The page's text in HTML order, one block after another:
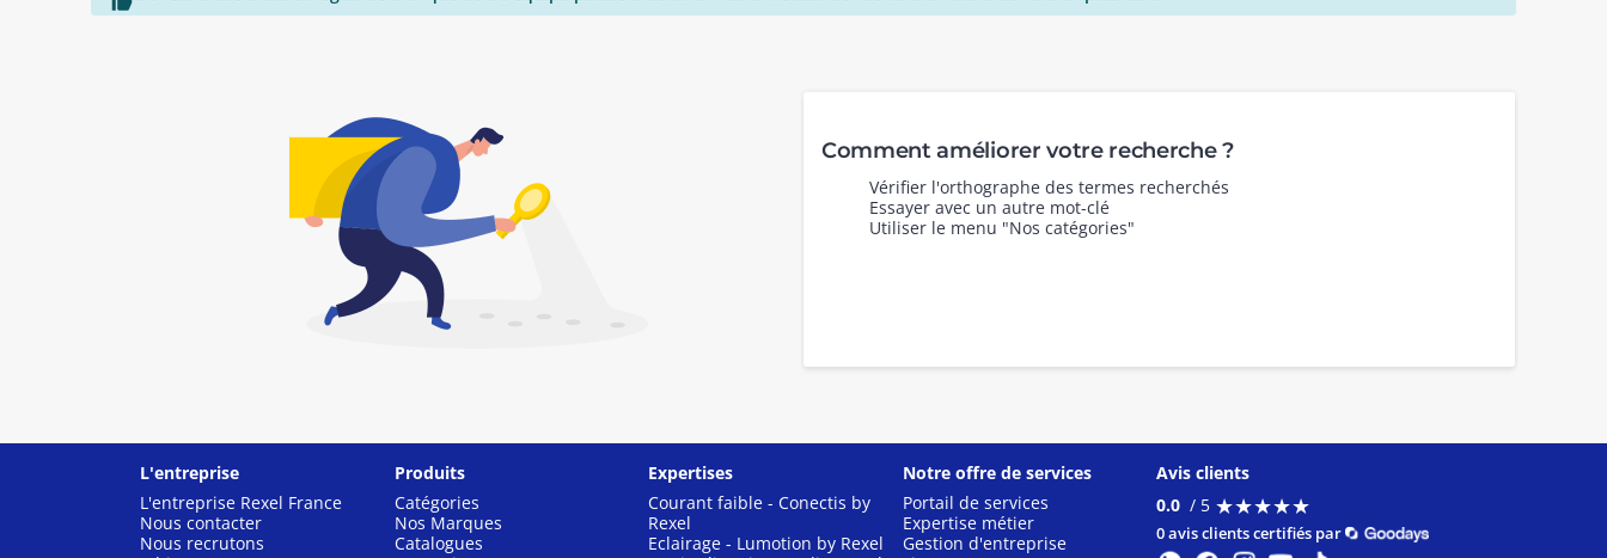
Comment améliorer votre recherche ?
Vérifier l'orthographe des termes recherchés
Essayer avec un autre mot-clé
Utiliser le menu "Nos catégories"
L'entreprise
L'entreprise Rexel France
Nous contacter
Nous recrutons
Produits
Catégories
Nos Marques
Catalogues
Expertises
Courant faible - Conectis by
Rexel
Eclairage - Lumotion by Rexel
Notre offre de services
Portail de services
Expertise métier
Gestion d'entreprise
Avis clients
0.0 / 5 ★★★★★
★★★★★
0 avis clients certifiés par